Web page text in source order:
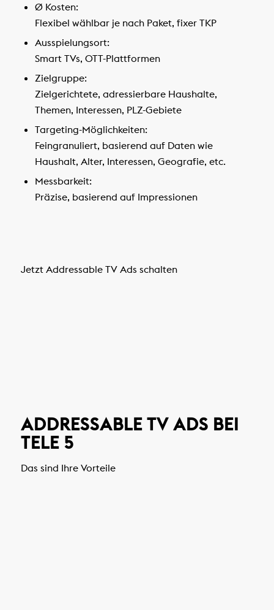
Ø Kosten:
Flexibel wählbar je nach Paket, fixer TKP
Ausspielungsort:
Smart TVs, OTT-Plattformen
Zielgruppe:
Zielgerichtete, adressierbare Haushalte,
Themen, Interessen, PLZ-Gebiete
Targeting-Möglichkeiten:
Feingranuliert, basierend auf Daten wie
Haushalt, Alter, Interessen, Geografie, etc.
Messbarkeit:
Präzise, basierend auf Impressionen
Jetzt Addressable TV Ads schalten
ADDRESSABLE TV ADS BEI
TELE 5
Das sind Ihre Vorteile